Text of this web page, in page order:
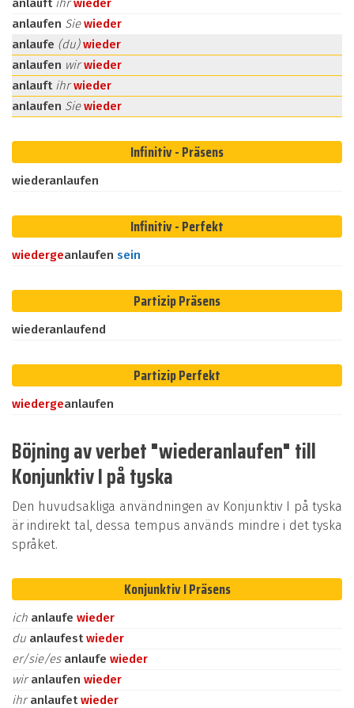
anlauft ihrwieder
anlaufen Siewieder
anlaufe (du)wieder
anlaufen wirwieder
anlauft ihrwieder
anlaufen Siewieder
Infinitiv - Präsens
wiederanlaufen
Infinitiv - Perfekt
wiedergeanlaufen sein
Partizip Präsens
wiederanlaufend
Partizip Perfekt
wiedergeanlaufen
Böjning av verbet "wiederanlaufen" till
Konjunktiv I på tyska
Den huvudsakliga användningen av Konjunktiv I på tyska
är indirekt tal, dessa tempus används mindre i det tyska
språket.
Konjunktiv I Präsens
ich anlaufe wieder
du anlaufestwieder
er/sie/es anlaufe wieder
wiranlaufen wieder
ihranlaufetwieder